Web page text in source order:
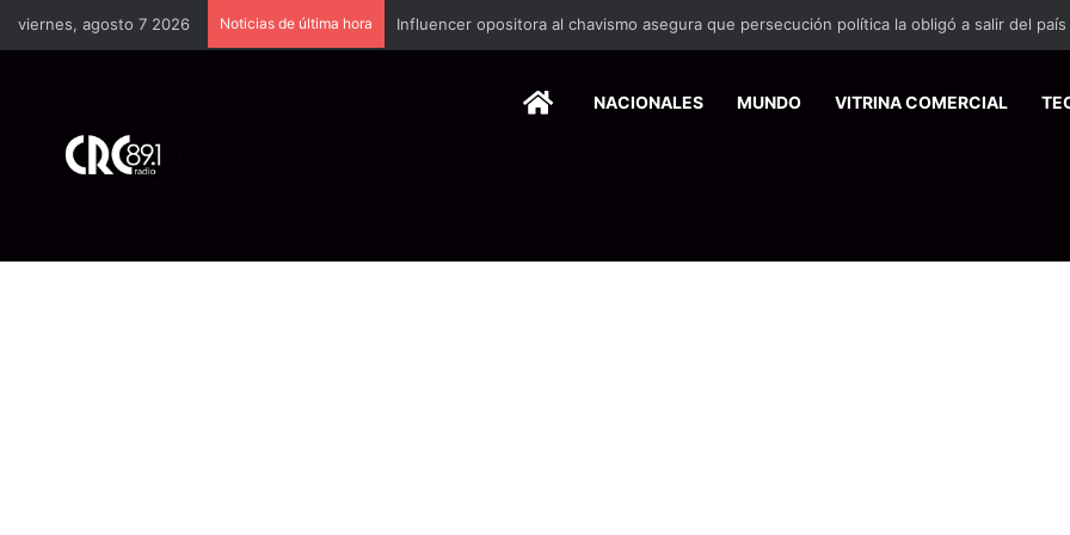
viernes, agosto 7 2026 Noticias de última hora Industria plástica se suma a la economía circular
HOMENACIONALES MUNDO VITRINA COMERCIAL